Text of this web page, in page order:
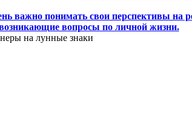
важно понимать свои перспективы на
возникающие вопросы по личной жизни.
на лунные знаки